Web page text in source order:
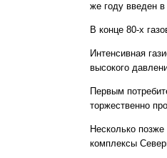
же году введен
В конце 80-х
Интенсивная
высокого
Первым
торжественно
Несколько
комплексы